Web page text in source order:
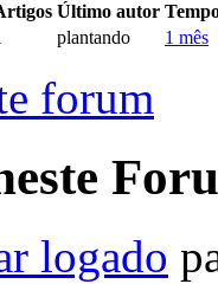
Último autor
plantando 1 mês
forum
logado